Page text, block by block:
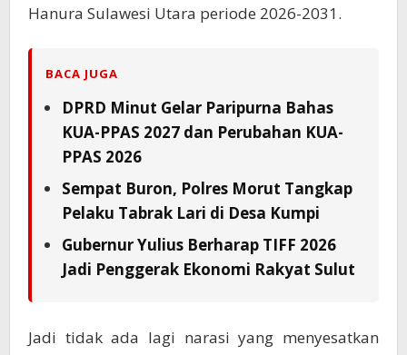
Hanura Sulawesi Utara periode 2026-2031.
BACA JUGA
DPRD Minut Gelar Paripurna Bahas
KUA-PPAS 2027 dan Perubahan KUA-
PPAS 2026
Sempat Buron, Polres Morut Tangkap
Pelaku Tabrak Lari di Desa Kumpi
Gubernur Yulius Berharap TIFF 2026
Jadi Penggerak Ekonomi Rakyat Sulut
Jadi tidak ada lagi narasi yang menyesatkan